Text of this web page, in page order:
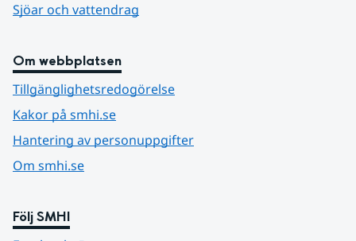
Sjöar och vattendrag
Om webbplatsen
Tillgänglighetsredogörelse
Kakor på smhi.se
Hantering av personuppgifter
Om smhi.se
Följ SMHI